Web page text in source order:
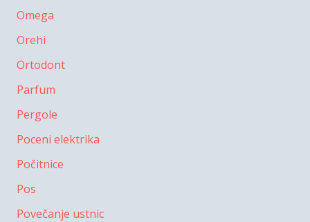
Omega
Orehi
Ortodont
Parfum
Pergole
Poceni elektrika
Počitnice
Pos
Povečanje ustnic